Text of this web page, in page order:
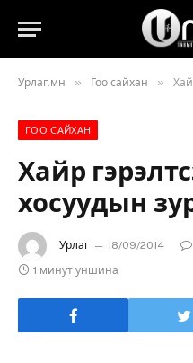
Урлаг.мн » Гоо сайхан »
ГОО САЙХАН
Хайр
хосуудын
Урлаг 18/09/2014
1 минут уншина